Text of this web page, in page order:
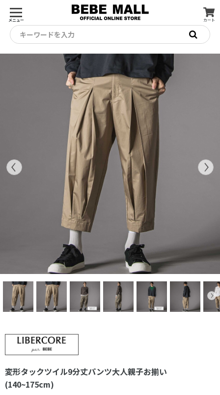
メニュー カート
キーワードを入力
変形タックツイル9分丈パンツ大人親子お揃い
(140~175cm)